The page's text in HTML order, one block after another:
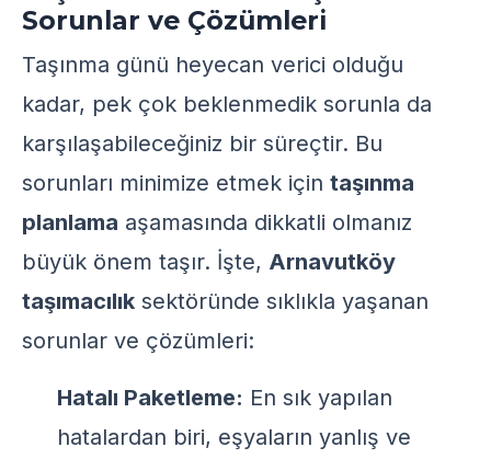
Sorunlar ve Çözümleri
Taşınma günü heyecan verici olduğu
kadar, pek çok beklenmedik sorunla da
karşılaşabileceğiniz bir süreçtir. Bu
sorunları minimize etmek için taşınma
planlama aşamasında dikkatli olmanız
büyük önem taşır. İşte, Arnavutköy
taşımacılık sektöründe sıklıkla yaşanan
sorunlar ve çözümleri:
Hatalı Paketleme: En sık yapılan
hatalardan biri, eşyaların yanlış ve